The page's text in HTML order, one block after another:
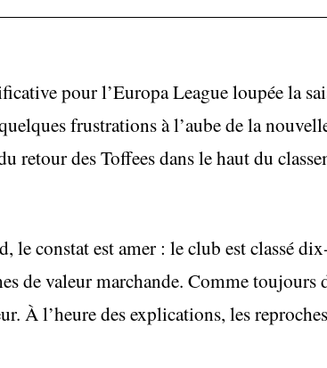
pour l’Europa League loupée la
frustrations à l’aube de la
retour des Toffees dans le haut du
le constat est amer : le club est classé
de valeur marchande. Comme toujours
À l’heure des explications, les